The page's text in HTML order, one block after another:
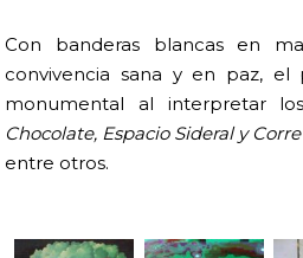
Con banderas blancas en
convivencia sana y en paz,
monumental al interpretar
Chocolate, Espacio Sideral y Corre
entre otros.